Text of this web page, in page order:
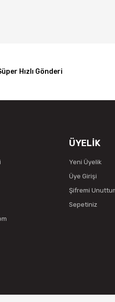
Hızlı Gönderi
ÜYELİK
Yeni Üyelik
Üye Girişi
Şifremi
Sepetiniz